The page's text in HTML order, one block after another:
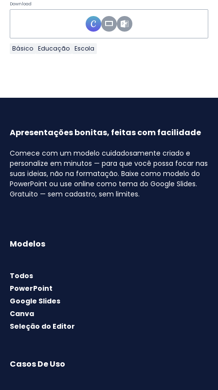
Download
Básico Educação Escola
Apresentações bonitas, feitas com facilidade
Comece com um modelo cuidadosamente criado e
personalize em minutos — para que você possa focar nas
suas ideias, não na formatação. Baixe como modelo do
PowerPoint ou use online como tema do Google Slides.
Gratuito — sem cadastro, sem limites.
Modelos
Todos
PowerPoint
Google Slides
Canva
Seleção do Editor
Casos De Uso